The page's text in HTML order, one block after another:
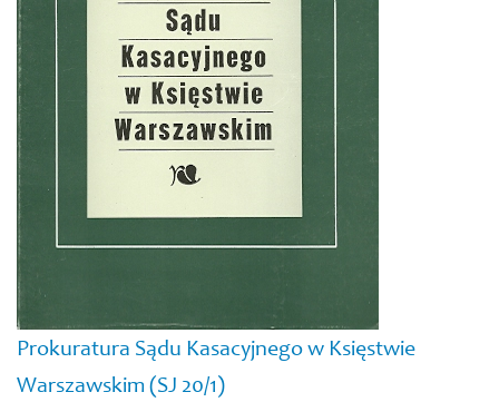
Prokuratura Sądu Kasacyjnego w Księstwie
Warszawskim (SJ 20/1)